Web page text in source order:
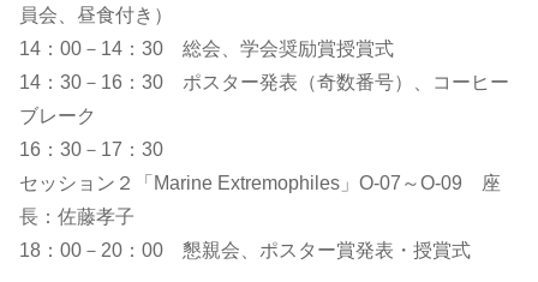
員会、昼食付き）
14：00－14：30 総会、学会奨励賞授賞式
14：30－16：30 ポスター発表（奇数番号）、コーヒー
ブレーク
16：30－17：30
セッション２「Marine Extremophiles」O-07～O-09 座
長：佐藤孝子
18：00－20：00 懇親会、ポスター賞発表・授賞式